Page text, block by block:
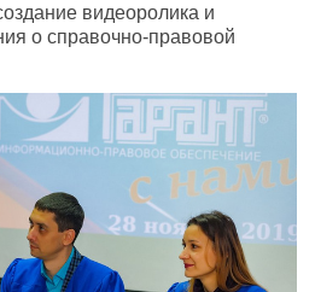
видеоролика и
о справочно-правовой